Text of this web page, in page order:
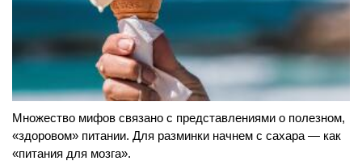
Множество мифов связано с представлениями о полезном,
«здоровом» питании. Для разминки начнем с сахара — как
«питания для мозга».